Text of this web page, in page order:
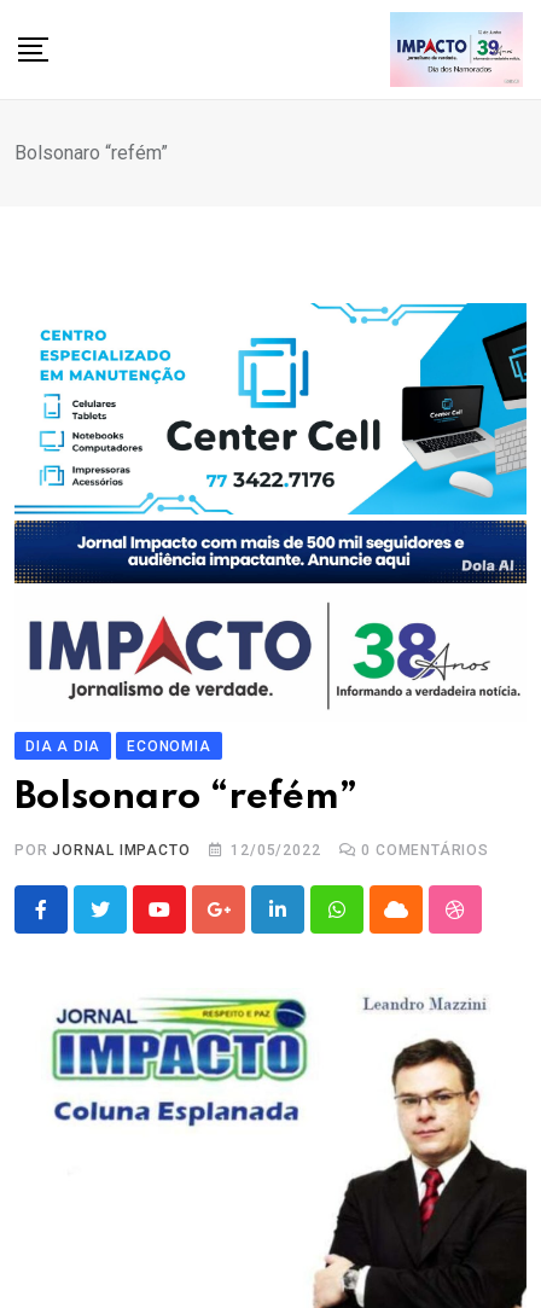
Bolsonaro “refém”
DIA A DIA ECONOMIA
Bolsonaro “refém”
PORJORNAL IMPACTO 12/05/2022 0 COMENTÁRIOS
YoutubeGoogle+LinkedInWhatsappCloud